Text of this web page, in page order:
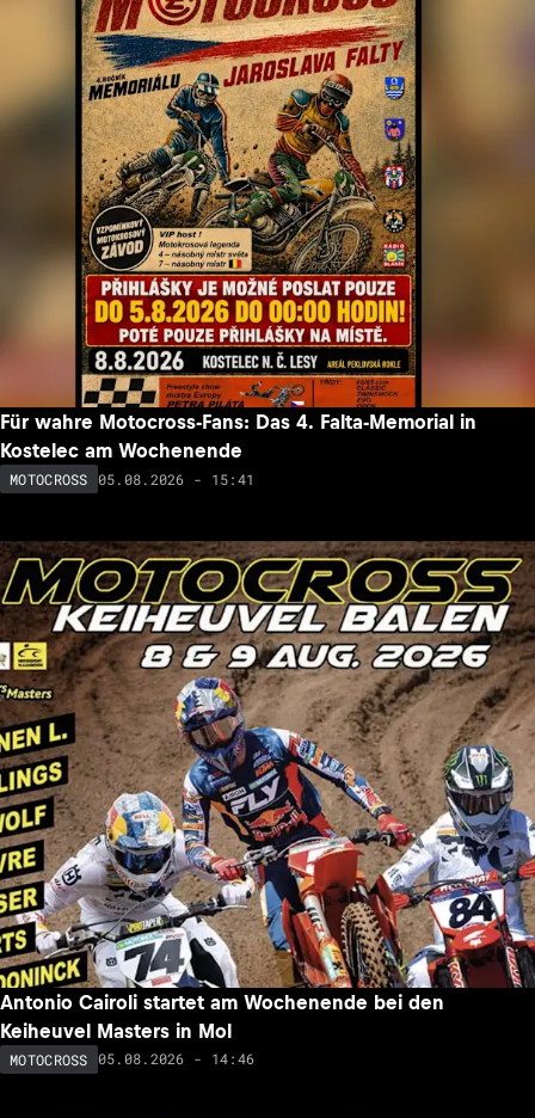
Für wahre Motocross-Fans: Das 4. Falta-Memorial in
Kostelec am Wochenende
MOTOCROSS 05.08.2026 - 15:41
Antonio Cairoli startet am Wochenende bei den
Keiheuvel Masters in Mol
MOTOCROSS 05.08.2026 - 14:46